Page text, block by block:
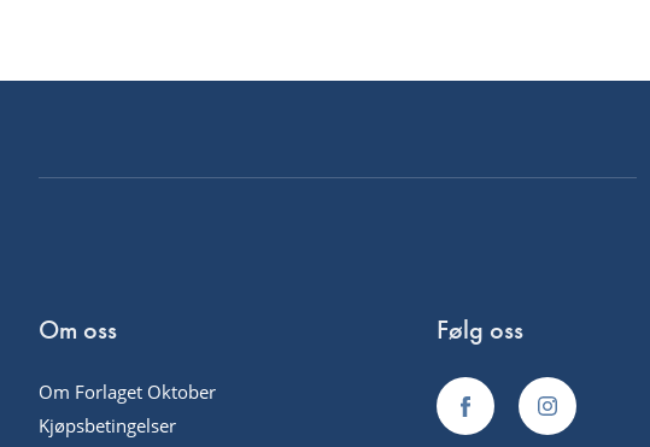
Om oss
Om Forlaget Oktober
Kjøpsbetingelser
Følg oss